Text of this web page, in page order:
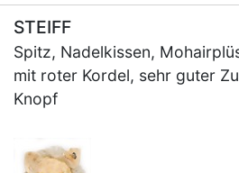
STEIFF
Spitz, Nadelkissen,
mit roter Kordel, sehr guter
Knopf